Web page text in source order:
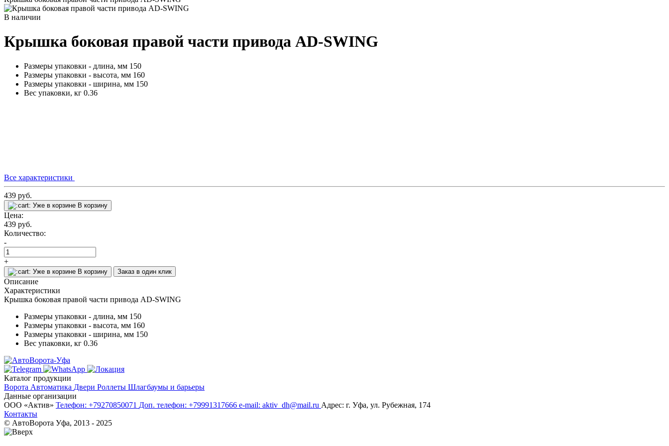
В наличии
Крышка боковая правой части привода AD-SWING
Размеры упаковки - длина, мм 150
Размеры упаковки - высота, мм 160
Размеры упаковки - ширина, мм 150
Вес упаковки, кг 0.36
Все характеристики
439 руб.
Уже в корзине В корзину
Цена:
439 руб.
Количество:
-
+
Уже в корзине В корзину Заказ в один клик
Описание
Характеристики
Крышка боковая правой части привода AD-SWING
Размеры упаковки - длина, мм 150
Размеры упаковки - высота, мм 160
Размеры упаковки - ширина, мм 150
Вес упаковки, кг 0.36
Каталог продукции
Ворота Автоматика Двери Роллеты Шлагбаумы и барьеры
Данные организации
ООО «‎Актив»‎ Телефон: +79270850071 Доп. телефон: +79991317666 e-mail: aktiv_dh@mail.ru Адрес: г. Уфа, ул. Рубежная, 174
Контакты
© АвтоВорота Уфа, 2013 - 2025